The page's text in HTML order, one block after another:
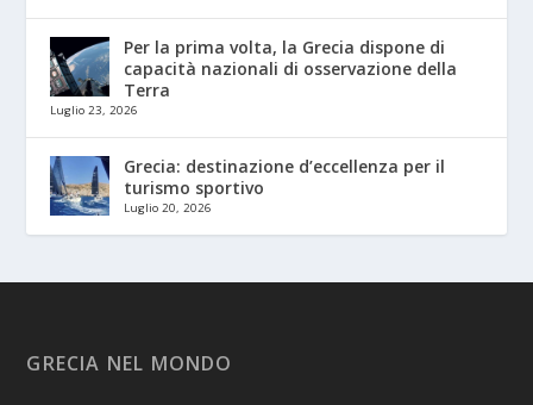
Per la prima volta, la Grecia dispone di
capacità nazionali di osservazione della
Terra
Luglio 23, 2026
Grecia: destinazione d’eccellenza per il
turismo sportivo
Luglio 20, 2026
GRECIA NEL MONDO